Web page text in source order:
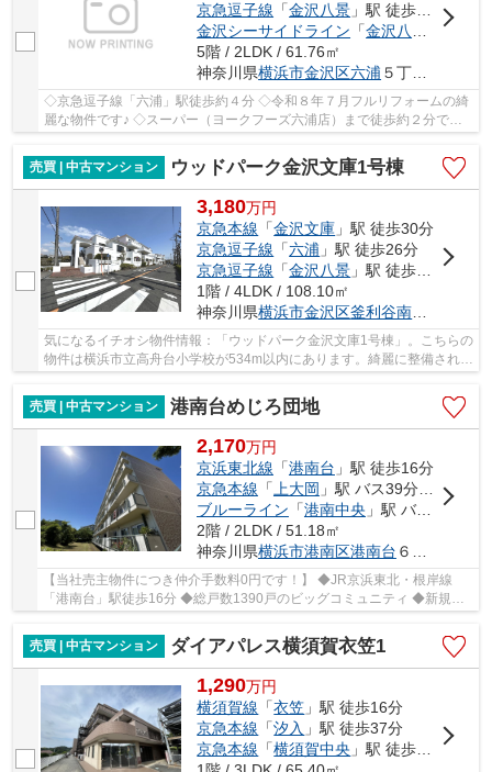
京急逗子線 「金沢八景 」駅 徒歩18分
金沢シーサイドライン 「金沢八景
」駅 徒
5階 / 2LDK / 61.76㎡
神奈川県横浜市金沢区六浦 ５丁目21-3
◇京急逗子線「六浦」駅徒歩約４分 ◇令和８年７月フルリフォームの綺
麗な物件です♪ ◇スーパー（ヨークフーズ六浦店）まで徒歩約２分で便
売買 | 中古マンション
ウッドパーク金沢文庫1号棟
3,180万円
京急本線 「金沢文庫 」駅 徒歩30分
京急逗子線 「六浦 」駅 徒歩26分
京急逗子線 「金沢八景 」駅 徒歩30分
1階 / 4LDK / 108.10㎡
神奈川県横浜市金沢区釜利谷南
気になるイチオシ物件情報：「ウッドパーク金沢文庫1号棟」。こちらの
物件は横浜市立高舟台小学校が534m以内にあります。綺麗に整備された
売買 | 中古マンション
港南台めじろ団地
2,170万円
京浜東北線 「港南台 」駅 徒歩16分
京急本線 「 上大岡 」駅 バス39分 「榎戸（横浜市）」 停歩7分
ブルーライン 「港南中央 」駅 バス30分 「榎戸（横浜市）」 停歩7分
2階 / 2LDK / 51.18㎡
神奈川県横浜市港南区港南台 ６丁目１－46
【当社売主物件につき仲介手数料0円です！】 ◆JR京浜東北・根岸線
「港南台」駅徒歩16分 ◆総戸数1390戸のビッグコミュニティ ◆新規リ
売買 | 中古マンション
ダイアパレス横須賀衣笠1
1,290万円
横須賀線 「衣笠 」駅 徒歩16分
京急本線 「汐入 」駅 徒歩37分
京急本線 「横須賀中央 」駅 徒歩35分